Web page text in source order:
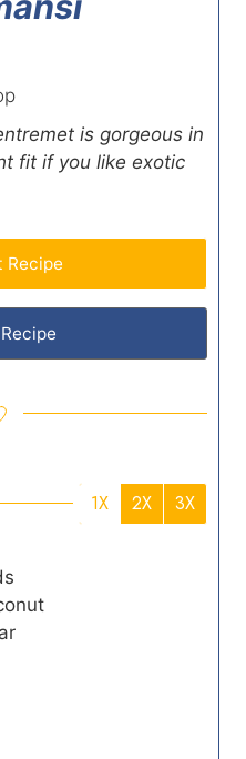
is gorgeous in
fit if you like exotic
Recipe
1X 2X 3X